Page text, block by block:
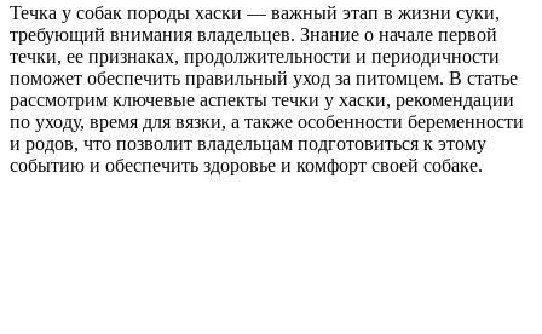
Течка у собак породы хаски — важный этап в жизни суки,
требующий внимания владельцев. Знание о начале первой
течки, ее признаках, продолжительности и периодичности
поможет обеспечить правильный уход за питомцем. В статье
рассмотрим ключевые аспекты течки у хаски, рекомендации
по уходу, время для вязки, а также особенности беременности
и родов, что позволит владельцам подготовиться к этому
событию и обеспечить здоровье и комфорт своей собаке.